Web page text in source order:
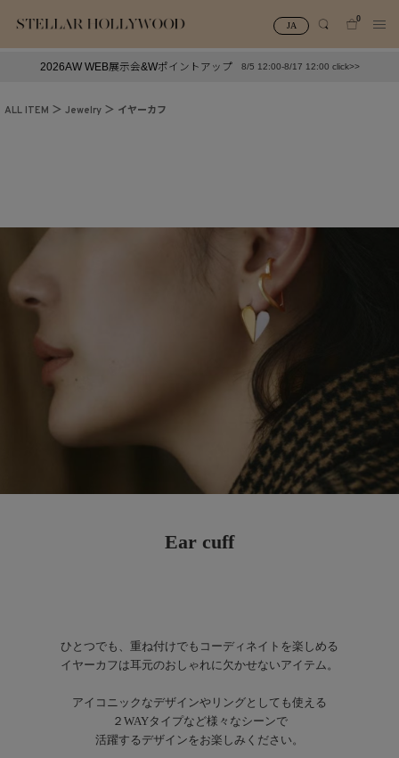
JA
0
#スタッフイチ押し（通勤パールアクセ）
2026AW WEB展示会&Wポイントアップ 8/5 12:00-8/17 12:00 click>>
ALL ITEM Jewelry イヤーカフ
Ear cuff
ひとつでも、重ね付けでもコーディネイトを楽しめる
イヤーカフは耳元のおしゃれに欠かせないアイテム。
アイコニックなデザインやリングとしても使える
２WAYタイプなど様々なシーンで
活躍するデザインをお楽しみください。